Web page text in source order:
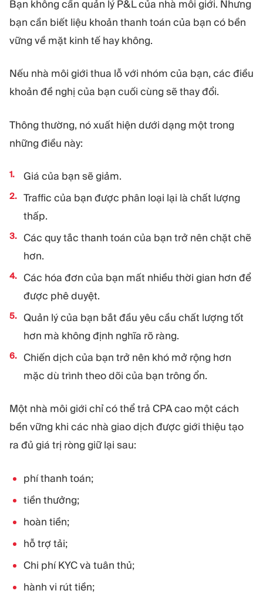
Bạn không cần quản lý P&L của nhà môi giới. Nhưng
bạn cần biết liệu khoản thanh toán của bạn có bền
vững về mặt kinh tế hay không.
Nếu nhà môi giới thua lỗ với nhóm của bạn, các điều
khoản đề nghị của bạn cuối cùng sẽ thay đổi.
Thông thường, nó xuất hiện dưới dạng một trong
những điều này:
Giá của bạn sẽ giảm.
Traffic của bạn được phân loại lại là chất lượng
thấp.
Các quy tắc thanh toán của bạn trở nên chặt chẽ
hơn.
Các hóa đơn của bạn mất nhiều thời gian hơn để
được phê duyệt.
Quản lý của bạn bắt đầu yêu cầu chất lượng tốt
hơn mà không định nghĩa rõ ràng.
Chiến dịch của bạn trở nên khó mở rộng hơn
mặc dù trình theo dõi của bạn trông ổn.
Một nhà môi giới chỉ có thể trả CPA cao một cách
bền vững khi các nhà giao dịch được giới thiệu tạo
ra đủ giá trị ròng giữ lại sau:
phí thanh toán;
tiền thưởng;
hoàn tiền;
hỗ trợ tải;
Chi phí KYC và tuân thủ;
hành vi rút tiền;